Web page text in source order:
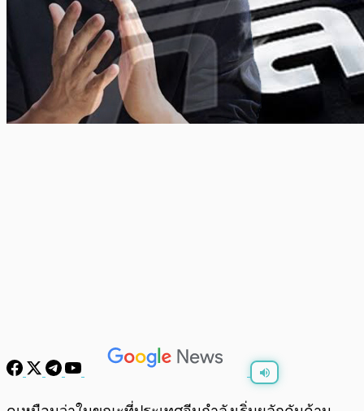
พร้อมเล่น 0:00/0:00